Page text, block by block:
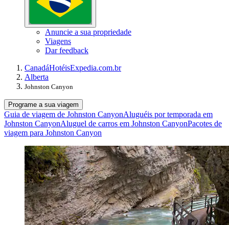
Anuncie a sua propriedade
Viagens
Dar feedback
CanadáHotéisExpedia.com.br
Alberta
Johnston Canyon
Programe a sua viagem
Guia de viagem de Johnston CanyonAluguéis por temporada em
Johnston CanyonAluguel de carros em Johnston CanyonPacotes de
viagem para Johnston Canyon